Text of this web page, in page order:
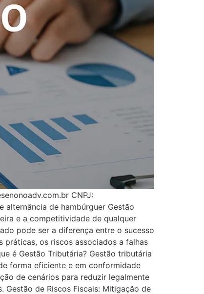
CNPJ:
alternância de hambúrguer Gestão
e a competitividade de qualquer
pode ser a diferença entre o sucesso
os riscos associados a falhas
é Gestão Tributária? Gestão tributária
forma eficiente e em conformidade
de cenários para reduzir legalmente
de Riscos Fiscais: Mitigação de